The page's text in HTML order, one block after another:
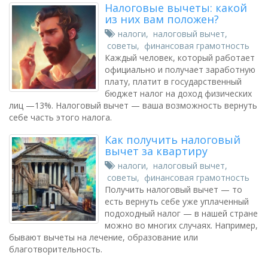
Налоговые вычеты: какой
из них вам положен?
налоги, налоговый вычет,
советы, финансовая грамотность
Каждый человек, который работает
официально и получает заработную
плату, платит в государственный
бюджет налог на доход физических
лиц —13%. Налоговый вычет — ваша возможность вернуть
себе часть этого налога.
Как получить налоговый
вычет за квартиру
налоги, налоговый вычет,
советы, финансовая грамотность
Получить налоговый вычет — то
есть вернуть себе уже уплаченный
подоходный налог — в нашей стране
можно во многих случаях. Например,
бывают вычеты на лечение, образование или
благотворительность.